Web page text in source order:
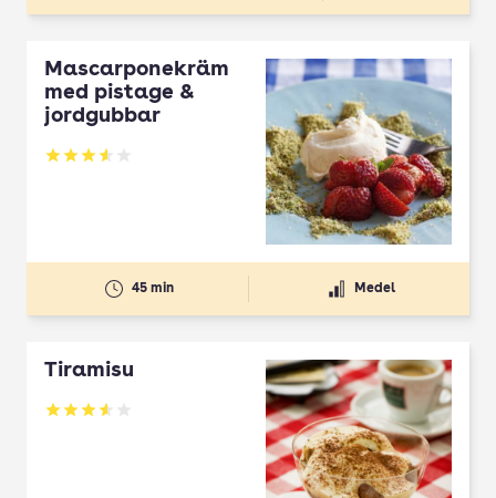
Mascarponekräm
med pistage &
jordgubbar
Betyg: 3.57 av 5
45 min Medel
Tiramisu
Betyg: 3.56 av 5